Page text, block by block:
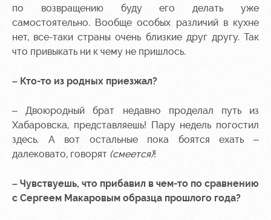
по возвращению буду его делать уже
самостоятельно. Вообще особых различий в кухне
нет, все-таки страны очень близкие друг другу. Так
что привыкать ни к чему не пришлось.
– Кто-то из родных приезжал?
– Двоюродный брат недавно проделал путь из
Хабаровска, представляешь! Пару недель погостил
здесь. А вот остальные пока боятся ехать –
далековато, говорят (смеется)!
– Чувствуешь, что прибавил в чем-то по сравнению
с Сергеем Макаровым образца прошлого года?